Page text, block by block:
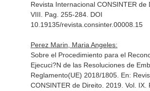
Revista Internacional CONSINTER de
VIII. Pag. 255-284. DOI
10.19135/revista.consinter.00008.15
Perez Marin, Maria Angeles:
Sobre el Procedimiento para el
Ejecuci?N de las Resoluciones de
Reglamento(UE) 2018/1805. En:
CONSINTER de Direito. 2019. Vol. IX.